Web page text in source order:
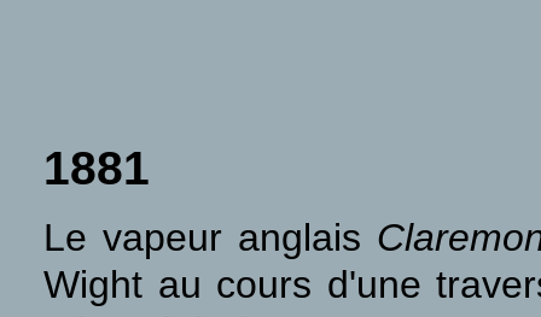
1881
Le vapeur anglais
Wight au cours d'une